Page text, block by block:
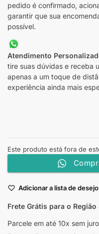
pedido é confirmado,
garantir que sua
possível.
Atendimento
tire suas dúvidas e receba
apenas a um toque de
experiência ainda mais
Este produto está fora de
Adicionar a lista de
Frete Grátis para o Região
Parcele em até 10x sem